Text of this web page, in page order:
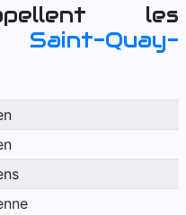
les
Saint-Quay-